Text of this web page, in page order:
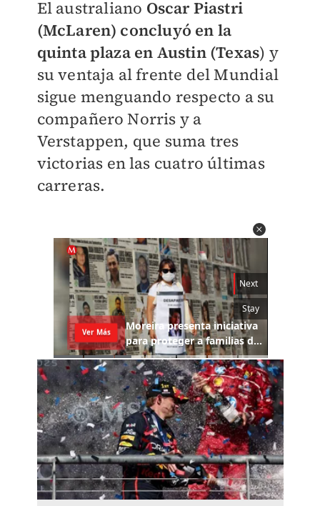
El australiano Oscar Piastri
(McLaren) concluyó en la
quinta plaza en Austin (Texas) y
su ventaja al frente del Mundial
sigue menguando respecto a su
compañero Norris y a
Verstappen, que suma tres
victorias en las cuatro últimas
carreras.